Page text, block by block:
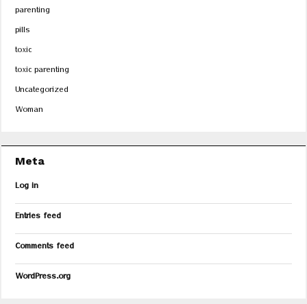
parenting
pills
toxic
toxic parenting
Uncategorized
Woman
Meta
Log in
Entries feed
Comments feed
WordPress.org